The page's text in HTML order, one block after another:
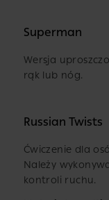
Superman
Wersja
rąk lub nóg.
Russian Twists
Ćwiczenie dla
Należy
kontroli ruchu.